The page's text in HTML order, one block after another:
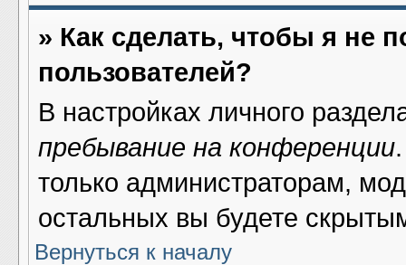
» Как сделать, чтобы я не
пользователей?
В настройках личного
пребывание на конференции
только администраторам,
остальных вы будете
Вернуться к началу